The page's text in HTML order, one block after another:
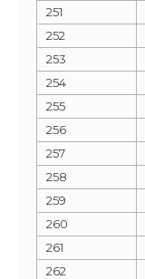
251
252
253
254
255
256
257
258
259
260
261
262